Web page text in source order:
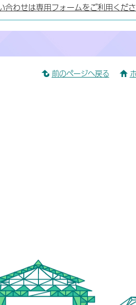
合わせは専用フォームをご利用くださ
前のページへ戻る